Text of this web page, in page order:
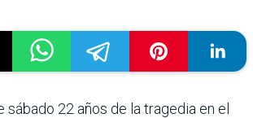
sábado 22 años de la tragedia en el